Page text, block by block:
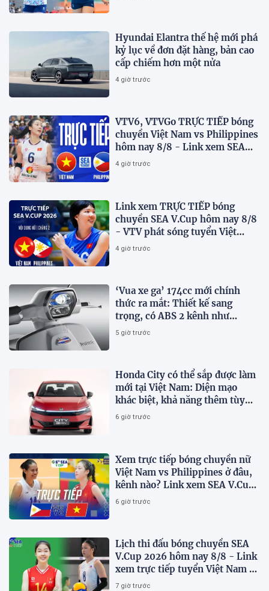
Hyundai Elantra thế hệ mới phá
kỷ lục về đơn đặt hàng, bản cao
cấp chiếm hơn một nửa
4 giờ trước
VTV6, VTVGo TRỰC TIẾP bóng
chuyền Việt Nam vs Philippines
hôm nay 8/8 - Link xem SEA
V.Cup 2026 mới nhất
4 giờ trước
Link xem TRỰC TIẾP bóng
chuyền SEA V.Cup hôm nay 8/8
- VTV phát sóng tuyển Việt
Nam đấu Philippines
4 giờ trước
‘Vua xe ga’ 174cc mới chính
thức ra mắt: Thiết kế sang
trọng, có ABS 2 kênh như
Honda SH, giá hấp dẫn
5 giờ trước
Honda City có thể sắp được làm
mới tại Việt Nam: Diện mạo
khác biệt, khả năng thêm tùy
chọn hybrid?
6 giờ trước
Xem trực tiếp bóng chuyền nữ
Việt Nam vs Philippines ở đâu,
kênh nào? Link xem SEA V.Cup
2026 mới nhất
6 giờ trước
Lịch thi đấu bóng chuyền SEA
V.Cup 2026 hôm nay 8/8 - Link
xem trực tiếp tuyển Việt Nam vs
Philippines
7 giờ trước